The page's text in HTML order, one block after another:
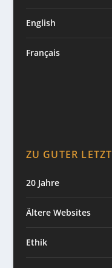
English
Français
ZU GUTER LETZT
20 Jahre
Ältere Websites
Ethik